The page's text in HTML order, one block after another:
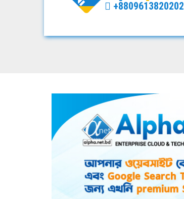
+8809613820202